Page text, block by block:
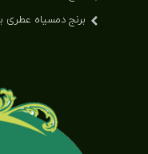
برنج دمسیاه عطری